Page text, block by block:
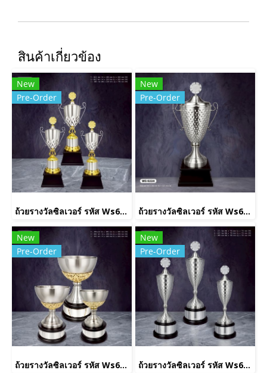
สินค้าเกี่ยวข้อง
New
Pre-Order
ถ้วยรางวัลซิลเวอร์ รหัส Ws6231
New
Pre-Order
ถ้วยรางวัลซิลเวอร์ รหัส Ws6224
New
Pre-Order
ถ้วยรางวัลซิลเวอร์ รหัส Ws6223
New
Pre-Order
ถ้วยรางวัลซิลเวอร์ รหัส Ws6225